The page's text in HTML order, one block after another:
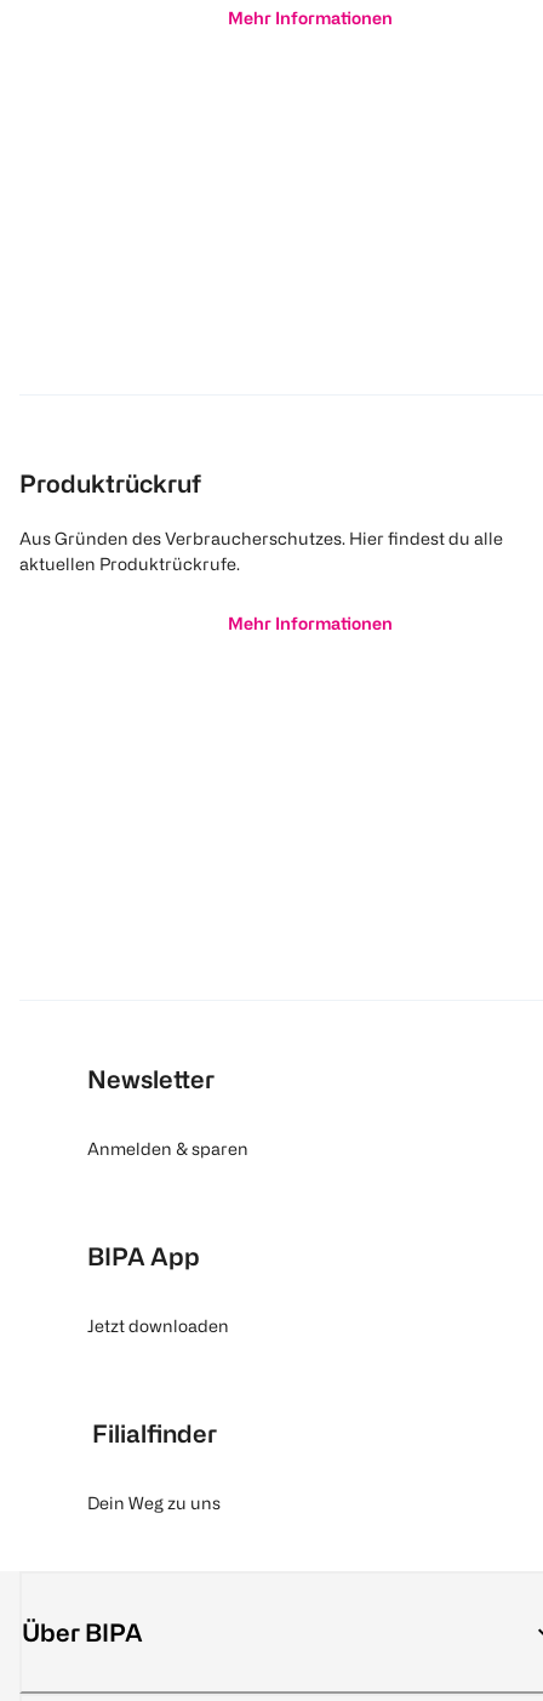
Mehr Informationen
Produktrückruf
Aus Gründen des Verbraucherschutzes. Hier findest du alle
aktuellen Produktrückrufe.
Mehr Informationen
Newsletter
Anmelden & sparen
BIPA App
Jetzt downloaden
Filialfinder
Dein Weg zu uns
Über BIPA